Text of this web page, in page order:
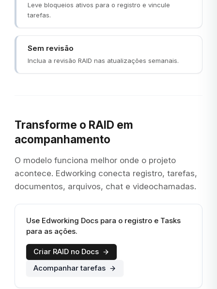
Leve bloqueios ativos para o registro e vincule
tarefas.
Sem revisão
Inclua a revisão RAID nas atualizações semanais.
Transforme o RAID em
acompanhamento
O modelo funciona melhor onde o projeto
acontece. Edworking conecta registro, tarefas,
documentos, arquivos, chat e videochamadas.
Use Edworking Docs para o registro e Tasks
para as ações.
Criar RAID no Docs
Acompanhar tarefas